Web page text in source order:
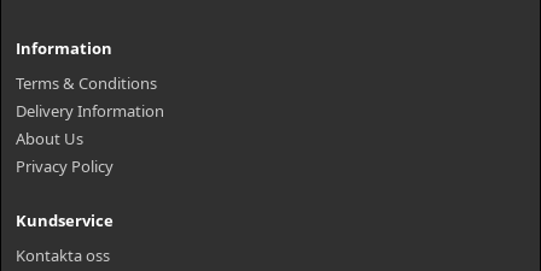
Information
Terms & Conditions
Delivery Information
About Us
Privacy Policy
Kundservice
Kontakta oss